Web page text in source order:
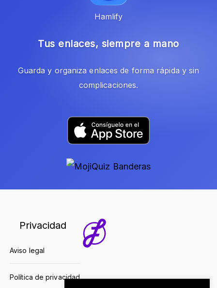
Hamlify
Tus enlaces, siempre a mano
Guarda y organiza enlaces de forma rápida y sin
complicaciones.
Privacidad
Aviso legal
Política de privacidad